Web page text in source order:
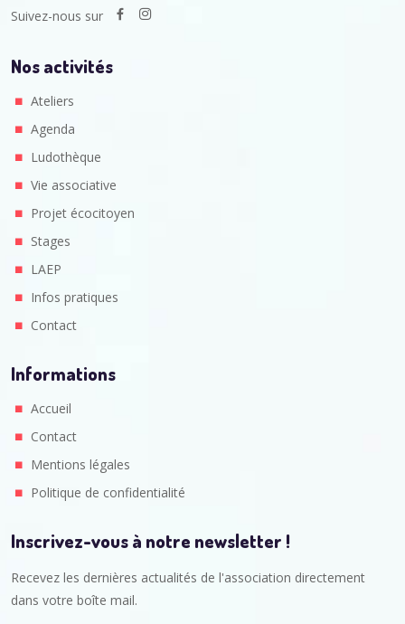
Suivez-nous sur
Nos activités
Ateliers
Agenda
Ludothèque
Vie associative
Projet écocitoyen
Stages
LAEP
Infos pratiques
Contact
Informations
Accueil
Contact
Mentions légales
Politique de confidentialité
Inscrivez-vous à notre newsletter !
Recevez les dernières actualités de l'association directement
dans votre boîte mail.